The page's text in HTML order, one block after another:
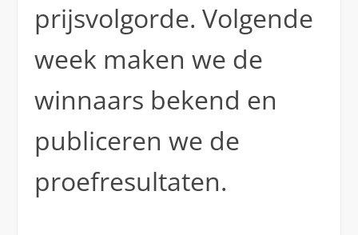
prijsvolgorde. Volgende
week maken we de
winnaars bekend en
publiceren we de
proefresultaten.